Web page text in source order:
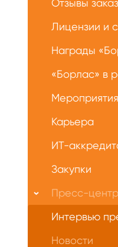
Отзывы
Лицензии и
Награды
«Борлас» в
Мероприятия
Карьера
ИТ-
Закупки
Пресс-центр
Интервью
Новости